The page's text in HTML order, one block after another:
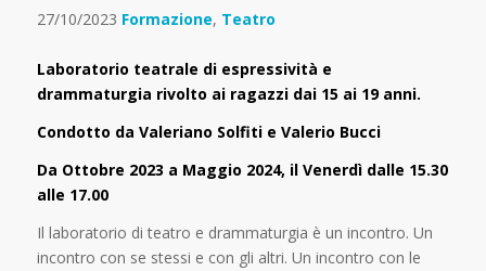
27/10/2023 Formazione, Teatro
Laboratorio teatrale di espressività e
drammaturgia rivolto ai ragazzi dai 15 ai 19 anni.
Condotto da Valeriano Solfiti e Valerio Bucci
Da Ottobre 2023 a Maggio 2024, il Venerdì dalle 15.30
alle 17.00
Il laboratorio di teatro e drammaturgia è un incontro. Un
incontro con se stessi e con gli altri. Un incontro con le